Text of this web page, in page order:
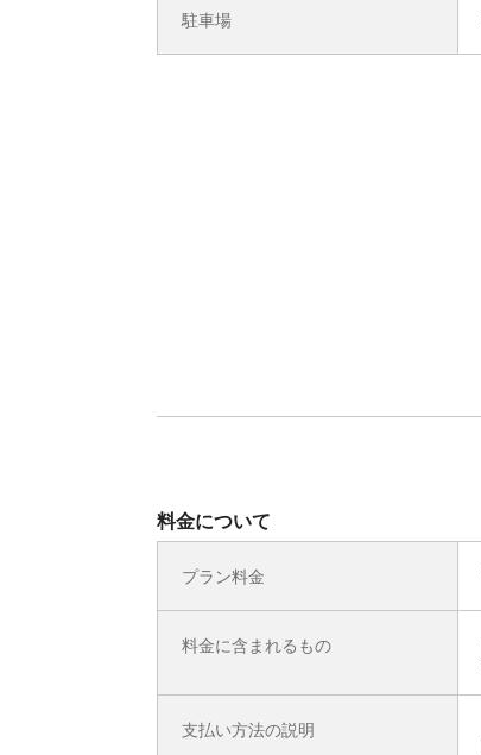
駐車場
料金について
プラン料金
料金に含まれるもの
支払い方法の説明